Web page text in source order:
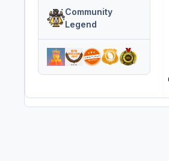
Community
Legend